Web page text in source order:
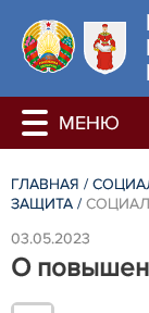
ГЛАВНАЯ /
ЗАЩИТА /
03.05.2023
О